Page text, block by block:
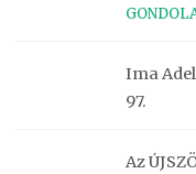
Ima
97.
Az